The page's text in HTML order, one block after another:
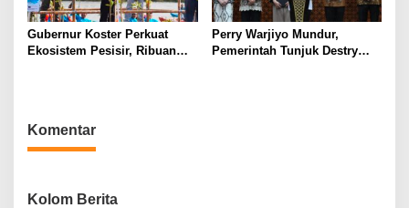
Gubernur Koster Perkuat
Ekosistem Pesisir, Ribuan
Perry Warjiyo Mundur,
Pemerintah Tunjuk Destry
Komentar
Kolom Berita